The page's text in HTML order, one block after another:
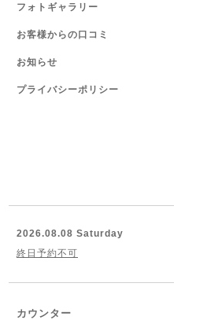
フォトギャラリー
お客様からの口コミ
お知らせ
プライバシーポリシー
2026.08.08 Saturday
終日予約不可
カウンター